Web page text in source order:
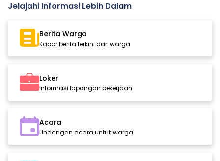
Jelajahi Informasi Lebih Dalam
Berita Warga
Kabar berita terkini dari warga
Loker
Informasi lapangan pekerjaan
Acara
Undangan acara untuk warga